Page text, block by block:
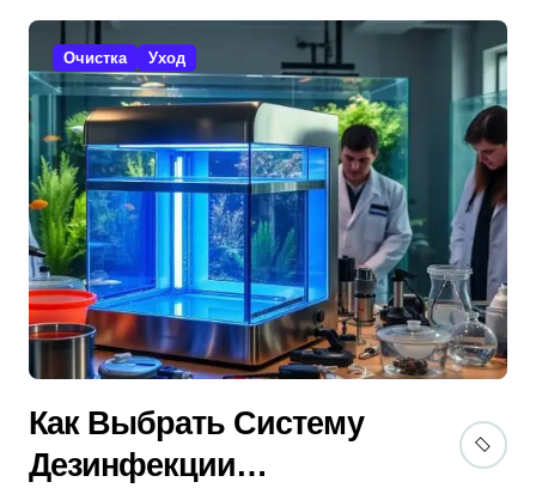
Очистка Уход
Как Выбрать Систему
Дезинфекции